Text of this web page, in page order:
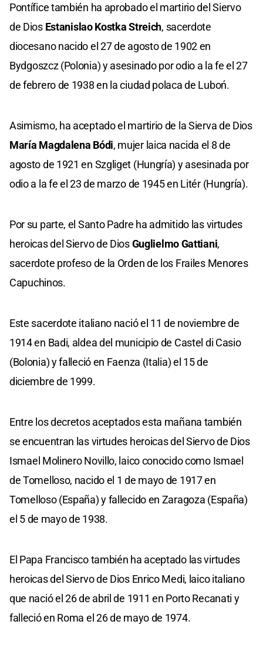
Pontífice también ha aprobado el martirio del Siervo
de Dios Estanislao Kostka Streich, sacerdote
diocesano nacido el 27 de agosto de 1902 en
Bydgoszcz (Polonia) y asesinado por odio a la fe el 27
de febrero de 1938 en la ciudad polaca de Luboń.
Asimismo, ha aceptado el martirio de la Sierva de Dios
María Magdalena Bódi, mujer laica nacida el 8 de
agosto de 1921 en Szgliget (Hungría) y asesinada por
odio a la fe el 23 de marzo de 1945 en Litér (Hungría).
Por su parte, el Santo Padre ha admitido las virtudes
heroicas del Siervo de DiosGuglielmo Gattiani,
sacerdote profeso de la Orden de los Frailes Menores
Capuchinos.
Este sacerdote italiano nació el 11 de noviembre de
1914 en Badi, aldea del municipio de Castel di Casio
(Bolonia) y falleció en Faenza (Italia) el 15 de
diciembre de 1999.
Entre los decretos aceptados esta mañana también
se encuentran las virtudes heroicas del Siervo de Dios
Ismael Molinero Novillo, laico conocido como Ismael
de Tomelloso, nacido el 1 de mayo de 1917 en
Tomelloso (España) y fallecido en Zaragoza (España)
el 5 de mayo de 1938.
El Papa Francisco también ha aceptado las virtudes
heroicas del Siervo de Dios Enrico Medi, laico italiano
que nació el 26 de abril de 1911 en Porto Recanati y
falleció en Roma el 26 de mayo de 1974.